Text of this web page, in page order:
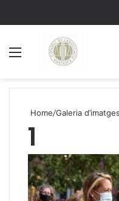
Home/Galeria
1